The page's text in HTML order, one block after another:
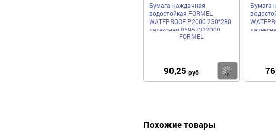
Бумага наждачная
водостойкая FORMEL
WATEPROOF Р2000 230*280
латексная 85957322000
FORMEL
90,25 руб Купить
Бумага
Похожие товары